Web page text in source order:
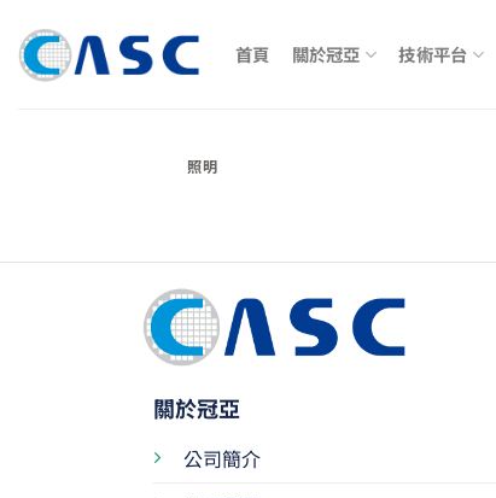
content
首頁 關於冠亞 技術平台
照明
關於冠亞
公司簡介